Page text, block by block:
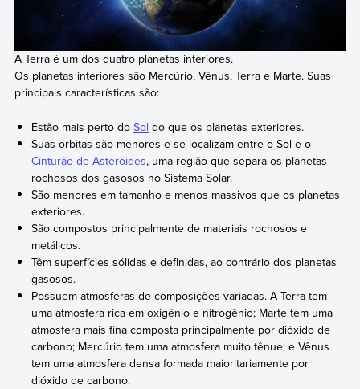
A Terra é um dos quatro planetas interiores.
Os planetas interiores são Mercúrio, Vênus, Terra e Marte. Suas
principais características são:
Estão mais perto doSol do que os planetas exteriores.
Suas órbitas são menores e se localizam entre o Sol e o
Cinturão de Asteroides, uma região que separa os planetas
rochosos dos gasosos no Sistema Solar.
São menores em tamanho e menos massivos que os planetas
exteriores.
São compostos principalmente de materiais rochosos e
metálicos.
Têm superfícies sólidas e definidas, ao contrário dos planetas
gasosos.
Possuem atmosferas de composições variadas. A Terra tem
uma atmosfera rica em oxigênio e nitrogênio; Marte tem uma
atmosfera mais fina composta principalmente por dióxido de
carbono; Mercúrio tem uma atmosfera muito tênue; e Vênus
tem uma atmosfera densa formada maioritariamente por
dióxido de carbono.